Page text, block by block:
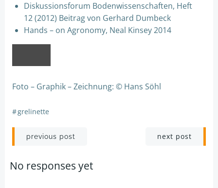
Diskussionsforum Bodenwissenschaften, Heft
12 (2012) Beitrag von Gerhard Dumbeck
Hands – on Agronomy, Neal Kinsey 2014
Foto – Graphik – Zeichnung: © Hans Söhl
#grelinette
Post
navigation
previous post next post
No responses yet